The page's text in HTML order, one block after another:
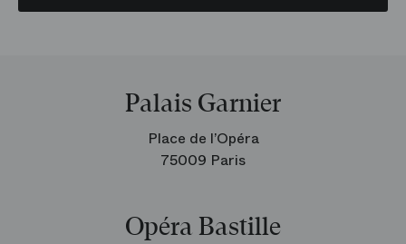
Palais Garnier
Place de l’Opéra
75009 Paris
Opéra Bastille